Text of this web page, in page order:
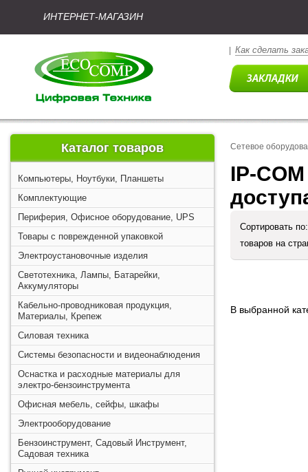
ИНТЕРНЕТ-МАГАЗИН
Как сделать
Каталог товаров
Компьютеры, Ноутбуки, Планшеты
Комплектующие
Периферия, Офисное оборудование, UPS
Товары с поврежденной упаковкой
Электроустановочные изделия
Светотехника, Лампы, Батарейки,
Аккумуляторы
Кабельно-проводниковая продукция,
Материалы, Крепеж
Силовая техника
Системы безопасности и видеонаблюдения
Оснастка и расходные материалы для
электро-бензоинструмента
Офисная мебель, сейфы, шкафы
Электрооборудование
Бензоинструмент, Садовый Инструмент,
Садовая техника
Сетевое
IP-
Сортировать
товаров на
В выбранной